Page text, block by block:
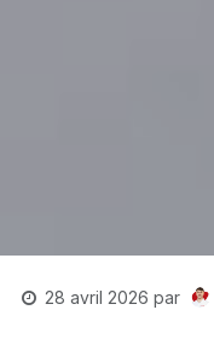
28 avril 2026 par